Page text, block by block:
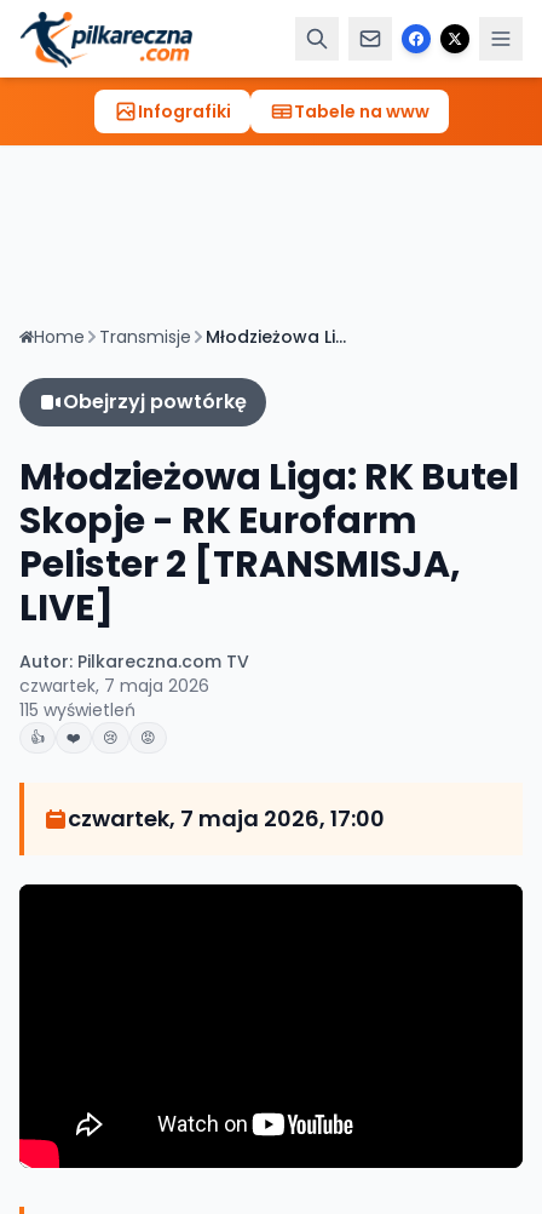
Infografiki Tabele na www
Home Transmisje Młodzieżowa Liga: RK Butel Skopje - RK Eurofarm Pelister 2 [TRANSMISJA, LIVE]
Obejrzyj powtórkę
Młodzieżowa Liga: RK Butel
Skopje - RK Eurofarm
Pelister 2 [TRANSMISJA,
LIVE]
Autor: Pilkareczna.com TV
czwartek, 7 maja 2026
115 wyświetleń
👍 ❤️ 😢 😡
czwartek, 7 maja 2026, 17:00